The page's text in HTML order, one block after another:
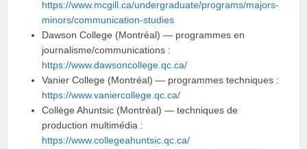
https://www.mcgill.ca/undergraduate/programs/majors-
minors/communication-studies
Dawson College (Montréal) — programmes en
journalisme/communications :
https://www.dawsoncollege.qc.ca/
Vanier College (Montréal) — programmes techniques :
https://www.vaniercollege.qc.ca/
Collège Ahuntsic (Montréal) — techniques de
production multimédia :
https://www.collegeahuntsic.qc.ca/